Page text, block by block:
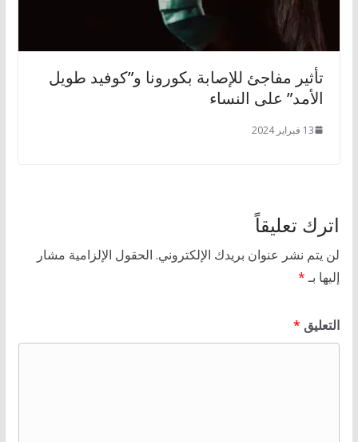
تأثير مفاجئ للإصابة بكورونا و”كوفيد طويل
الأمد” على النساء
13 فبراير 2024
اترك تعليقاً
لن يتم نشر عنوان بريدك الإلكتروني. الحقول الإلزامية مشار
إليها بـ*
التعليق *